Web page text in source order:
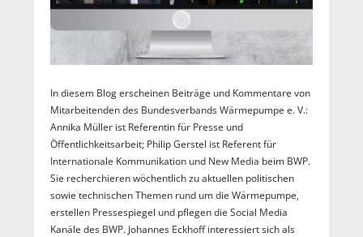
In diesem Blog erscheinen Beiträge und Kommentare von
Mitarbeitenden des Bundesverbands Wärmepumpe e. V.:
Annika Müller ist Referentin für Presse und
Öffentlichkeitsarbeit; Philip Gerstel ist Referent für
Internationale Kommunikation und New Media beim BWP.
Sie recherchieren wöchentlich zu aktuellen politischen
sowie technischen Themen rund um die Wärmepumpe,
erstellen Pressespiegel und pflegen die Social Media
Kanäle des BWP. Johannes Eckhoff interessiert sich als